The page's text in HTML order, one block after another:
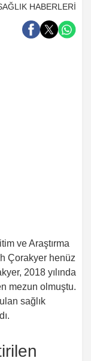
HABERLERİ
ve Araştırma
Çorakyer henüz
2018 yılında
mezun olmuştu.
sağlık